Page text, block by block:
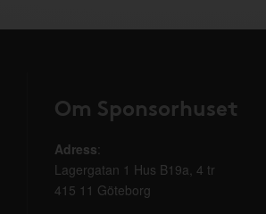
Om Sponsorhuset
Adress:
Lagergatan 1 Hus B19a, 4 tr
415 11 Göteborg